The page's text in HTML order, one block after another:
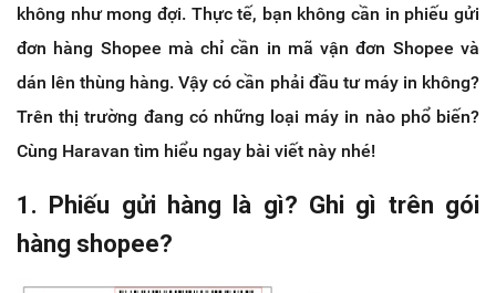
không như mong đợi. Thực tế, bạn không cần in phiếu gửi
đơn hàng Shopee mà chỉ cần in mã vận đơn Shopee và
dán lên thùng hàng. Vậy có cần phải đầu tư máy in không?
Trên thị trường đang có những loại máy in nào phổ biến?
Cùng Haravan tìm hiểu ngay bài viết này nhé!
1. Phiếu gửi hàng là gì? Ghi gì trên gói
hàng shopee?